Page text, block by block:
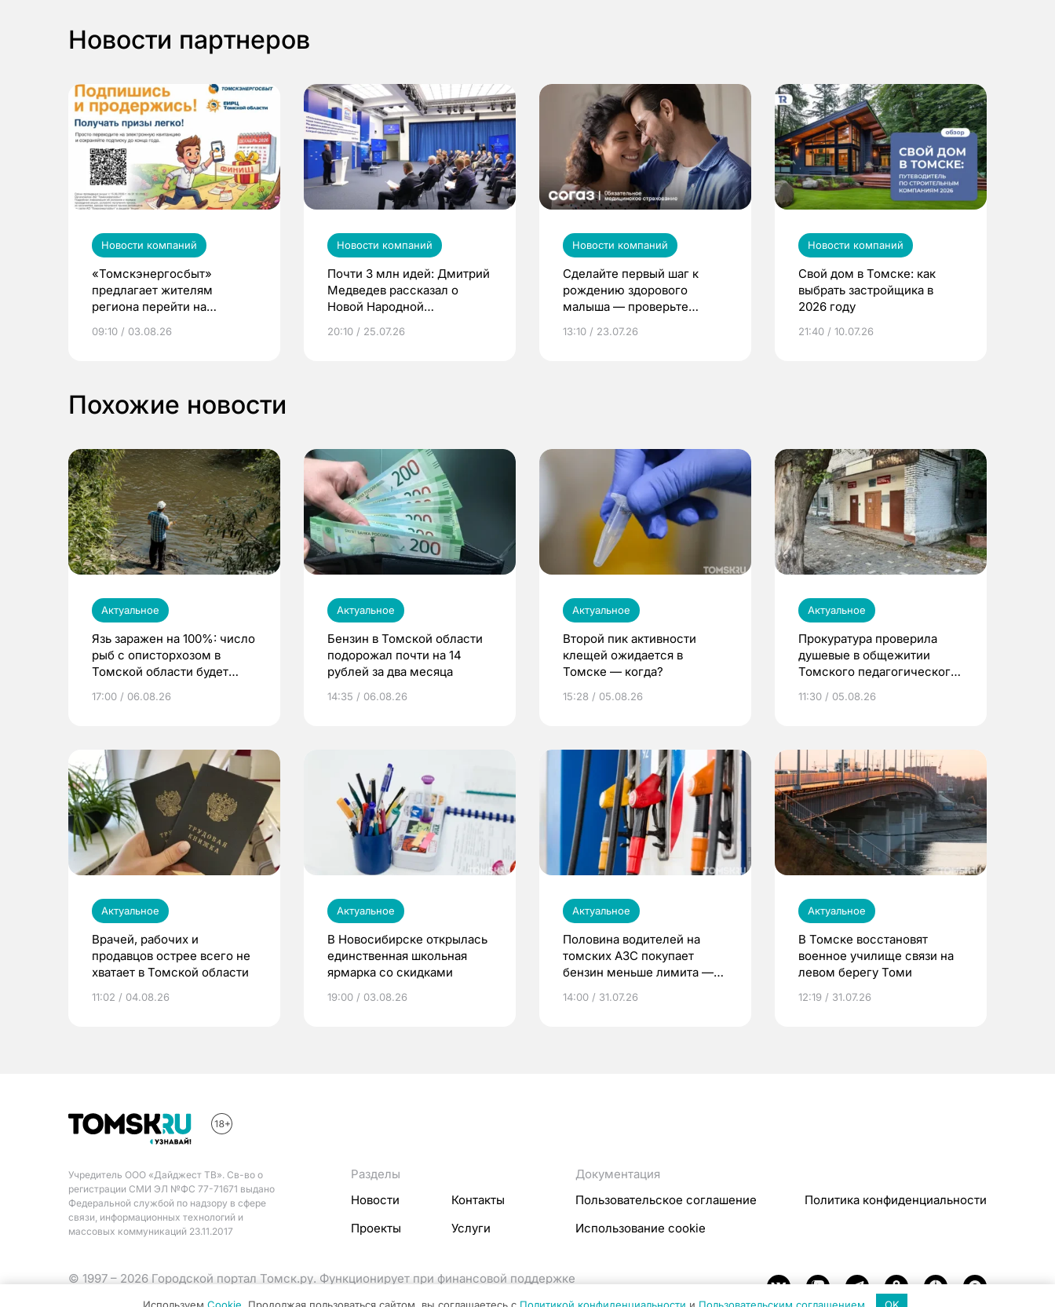
Новости партнеров
Новости компаний
«Томскэнергосбыт»
предлагает жителям
региона перейти на
выиграть призы
09:10 / 03.08.26
Новости компаний
Почти 3 млн идей: Дмитрий
Медведев рассказал о
Новой Народной
20:10 / 25.07.26
Новости компаний
Сделайте первый шаг к
рождению здорового
малыша — проверьте
по ОМС!
13:10 / 23.07.26
Новости компаний
Свой дом в Томске: как
выбрать застройщика в
2026 году
21:40 / 10.07.26
Похожие новости
Актуальное
Язь заражен на 100%: число
рыб с описторхозом в
Томской области будет
17:00 / 06.08.26
Актуальное
Бензин в Томской области
подорожал почти на 14
рублей за два месяца
14:35 / 06.08.26
Актуальное
Второй пик активности
клещей ожидается в
Томске — когда?
15:28 / 05.08.26
Актуальное
Прокуратура проверила
душевые в общежитии
Томского педагогического
11:30 / 05.08.26
Актуальное
Врачей, рабочих и
продавцов острее всего не
хватает в Томской области
11:02 / 04.08.26
Актуальное
В Новосибирске открылась
единственная школьная
ярмарка со скидками
19:00 / 03.08.26
Актуальное
Половина водителей на
томских АЗС покупает
бензин меньше лимита —
14:00 / 31.07.26
Актуальное
В Томске восстановят
военное училище связи на
левом берегу Томи
12:19 / 31.07.26
Учредитель ООО «Дайджест ТВ». Св-во о
регистрации СМИ ЭЛ №ФС 77-71671 выдано
Федеральной службой по надзору в сфере
связи, информационных технологий и
массовых коммуникаций 23.11.2017
Разделы
Новости
Контакты
Проекты
Услуги
Документация
Пользовательское соглашение
Политика конфиденциальности
Использование cookie
© 1997 – 2026 Городской портал Томск.ру. Функционирует при финансовой поддержке